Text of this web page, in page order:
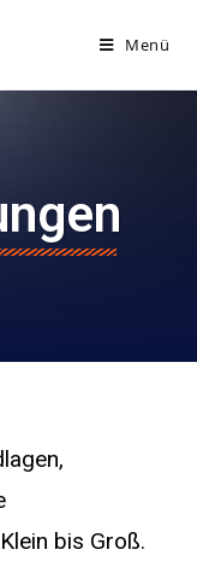
Menü
bis Groß.